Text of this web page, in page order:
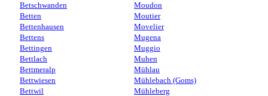
Betschwanden
Betten
Bettenhausen
Bettens
Bettingen
Bettlach
Bettmeralp
Bettwiesen
Bettwil
Moudon
Moutier
Movelier
Mugena
Muggio
Muhen
Mühlau
Mühlebach (Goms)
Mühleberg